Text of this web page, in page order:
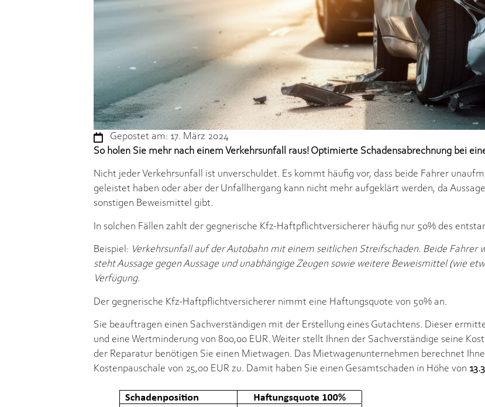
Gepostet am: 17. März 2024
So holen Sie mehr nach einem Verkehrsunfall raus! Optimierte Schadensabrechnung bei
Nicht jeder Verkehrsunfall ist unverschuldet. Es kommt häufig vor, dass beide Fahrer
geleistet haben oder aber der Unfallhergang kann nicht mehr aufgeklärt werden, da
sonstigen Beweismittel gibt.
In solchen Fällen zahlt der gegnerische Kfz-Haftpflichtversicherer häufig nur 50% des
Beispiel: Verkehrsunfall auf der Autobahn mit einem seitlichen Streifschaden. Beide Fahrer
steht Aussage gegen Aussage und unabhängige Zeugen sowie weitere Beweismittel (wie
Verfügung.
Der gegnerische Kfz-Haftpflichtversicherer nimmt eine Haftungsquote von 50% an.
Sie beauftragen einen Sachverständigen mit der Erstellung eines Gutachtens. Dieser
und eine Wertminderung von 800,00 EUR. Weiter stellt Ihnen der Sachverständige seine
der Reparatur benötigen Sie einen Mietwagen. Das Mietwagenunternehmen berechnet
Kostenpauschale von 25,00 EUR zu. Damit haben Sie einen Gesamtschaden in Höhe von